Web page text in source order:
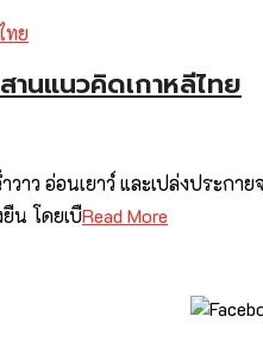
นแนวคิดเกาหลีไทย
ว อ่อนเยาว์ และเปล่งประก
น โดยเบืRead More